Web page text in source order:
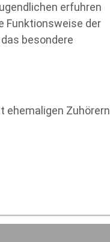
erfuhren
Funktionsweise der
besondere
ehemaligen Zuhörern